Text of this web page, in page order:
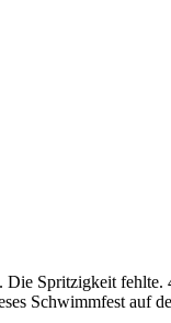
Spritzigkeit
Schwimmfest auf